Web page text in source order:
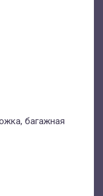
багажная